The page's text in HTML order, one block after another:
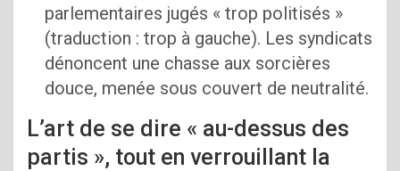
parlementaires jugés « trop politisés »
(traduction : trop à gauche). Les syndicats
dénoncent une chasse aux sorcières
douce, menée sous couvert de neutralité.
L’art de se dire « au-dessus des
partis », tout en verrouillant la